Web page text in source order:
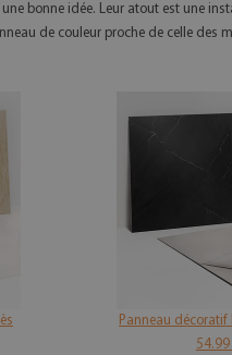
bonne idée. Leur atout est une
de couleur proche de celle des
Panneau
54.99